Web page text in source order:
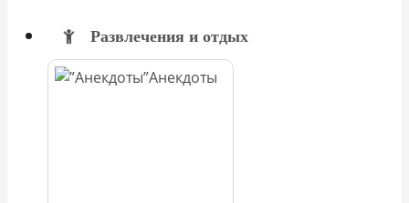
Развлечения и отдых
Анекдоты